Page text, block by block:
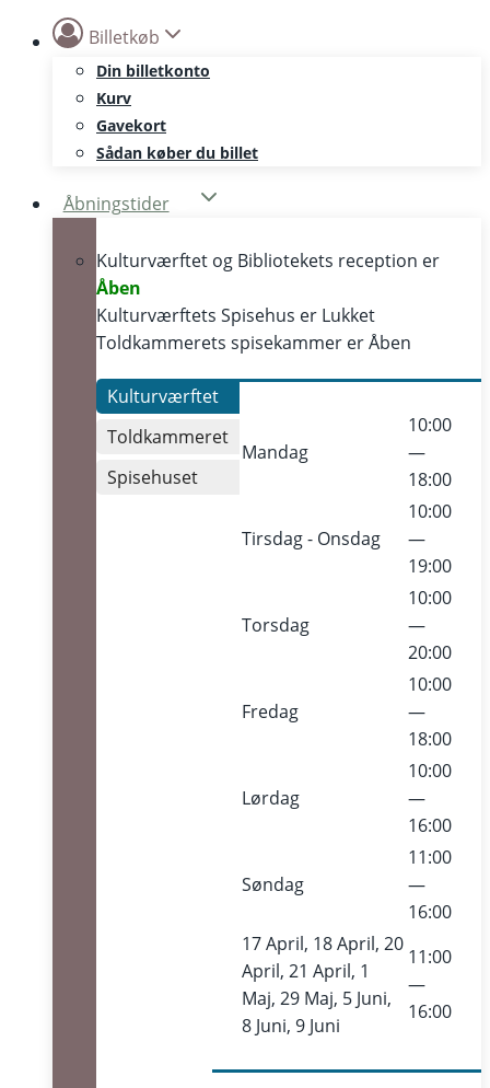
Billetkøb
Din billetkonto
Kurv
Gavekort
Sådan køber du billet
Åbningstider
Kulturværftet og Bibliotekets reception er
Åben
Kulturværftets Spisehus er Lukket
Toldkammerets spisekammer erÅben
Kulturværftet
Toldkammeret
Spisehuset
Mandag
10:00
—
18:00
Tirsdag - Onsdag
10:00
—
19:00
Torsdag
10:00
—
20:00
Fredag
10:00
—
18:00
Lørdag
10:00
—
16:00
Søndag
11:00
—
16:00
17 April, 18 April, 20
April, 21 April, 1
Maj, 29 Maj, 5 Juni,
8 Juni, 9 Juni
11:00
—
16:00